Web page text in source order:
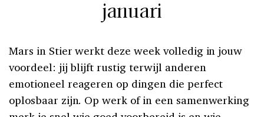
januari
Mars in Stier werkt deze week volledig in jouw
voordeel: jij blijft rustig terwijl anderen
emotioneel reageren op dingen die perfect
oplosbaar zijn. Op werk of in een samenwerking